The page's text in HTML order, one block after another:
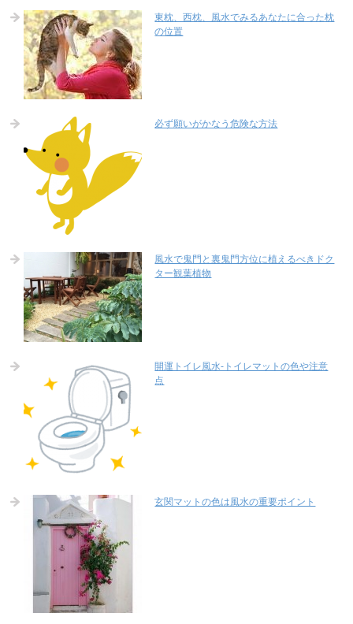
東枕、西枕、風水でみるあなたに合った枕
の位置
必ず願いがかなう危険な方法
風水で鬼門と裏鬼門方位に植えるべきドク
ター観葉植物
開運トイレ風水-トイレマットの色や注意
点
玄関マットの色は風水の重要ポイント